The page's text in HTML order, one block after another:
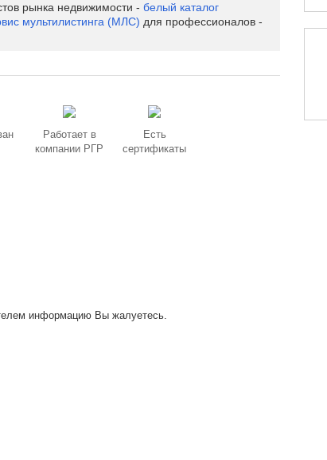
рынка недвижимости - белый каталог
мультилистинга (МЛС) для профессионалов -
Работает в
компании РГР
Есть
сертификаты
информацию Вы жалуетесь.